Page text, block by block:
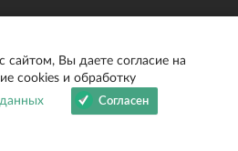
сайтом, Вы даете согласие на
cookies и обработку
Согласен